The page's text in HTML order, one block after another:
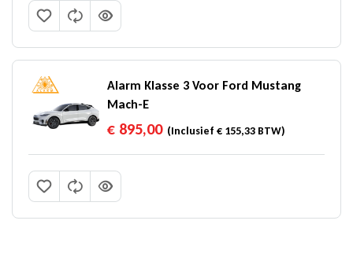
Alarm Klasse 3 Voor Ford Mustang
Mach-E
€ 895,00(Inclusief€ 155,33 BTW)